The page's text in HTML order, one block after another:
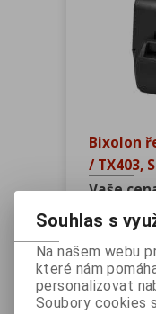
Bixolon
/ TX403,
Vaše
Souhlas s
Na našem webu
které nám
personalizovat
Soubory cookies